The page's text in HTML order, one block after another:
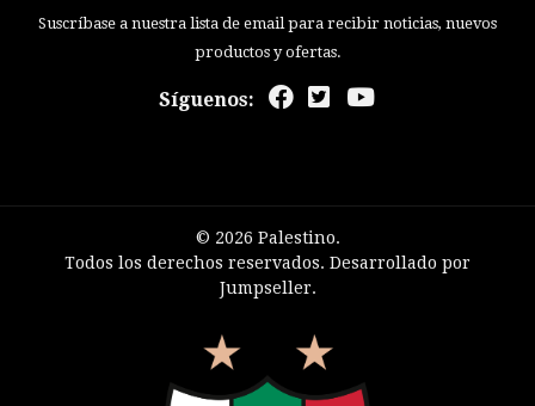
Suscríbase a nuestra lista de email para recibir noticias, nuevos
productos y ofertas.
Síguenos:
© 2026 Palestino.
Todos los derechos reservados. Desarrollado por
Jumpseller.